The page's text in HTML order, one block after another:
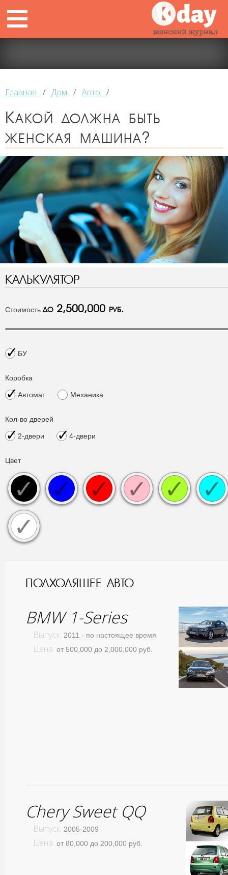
Главная / Дом / Авто /
Какой должна быть
женская машина?
КАЛЬКУЛЯТОР
Стоимостьдо 2,500,000 руб.
БУ
Коробка
Автомат Механика
Кол-во дверей
2-двери 4-двери
Цвет
ПОДХОДЯЩЕЕ АВТО
BMW 1-Series
Выпуск: 2011 - по настоящее время
Цена: от 500,000 до 2,000,000 руб.
Chery Sweet QQ
Выпуск: 2005-2009
Цена: от 80,000 до 200,000 руб.